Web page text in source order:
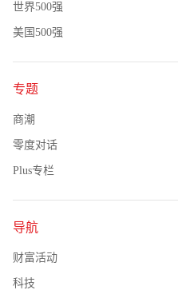
世界500强
美国500强
专题
商潮
零度对话
Plus专栏
导航
财富活动
科技